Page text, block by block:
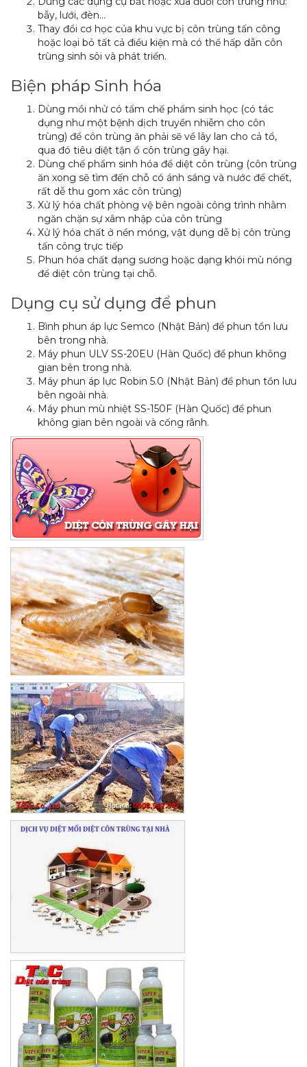
bẫy, lưới, đèn…
Thay đổi cơ học của khu vực bị côn trùng tấn công
hoặc loại bỏ tất cả điều kiện mà có thể hấp dẫn côn
trùng sinh sôi và phát triển.
Biện pháp Sinh hóa
Dùng mồi nhử có tẩm chế phẩm sinh học (có tác
dụng như một bệnh dịch truyền nhiễm cho côn
trùng) để côn trùng ăn phải sẽ về lây lan cho cả tổ,
qua đó tiêu diệt tận ổ côn trùng gây hại.
Dùng chế phẩm sinh hóa để diệt côn trùng (côn trùng
ăn xong sẽ tìm đến chỗ có ánh sáng và nước để chết,
rất dễ thu gom xác côn trùng)
Xử lý hóa chất phòng vệ bên ngoài công trình nhằm
ngăn chặn sự xâm nhập của côn trùng
Xử lý hóa chất ở nền móng, vật dụng dễ bị côn trùng
tấn công trực tiếp
Phun hóa chất dạng sương hoặc dạng khói mù nóng
để diệt côn trùng tại chỗ.
Dụng cụ sử dụng để phun
Bình phun áp lực Semco (Nhật Bản) để phun tồn lưu
bên trong nhà.
Máy phun ULV SS-20EU (Hàn Quốc) để phun không
gian bên trong nhà.
Máy phun áp lực Robin 5.0 (Nhật Bản) để phun tồn lưu
bên ngoài nhà.
Máy phun mù nhiệt SS-150F (Hàn Quốc) để phun
không gian bên ngoài và cống rãnh.